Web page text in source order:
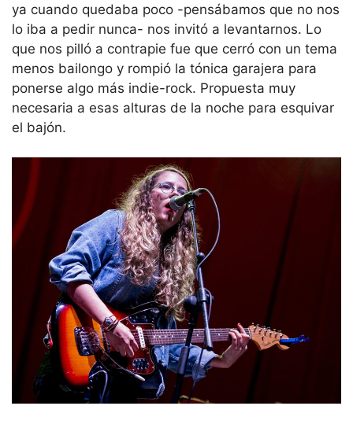
ya cuando quedaba poco -pensábamos que no nos
lo iba a pedir nunca- nos invitó a levantarnos. Lo
que nos pilló a contrapie fue que cerró con un tema
menos bailongo y rompió la tónica garajera para
ponerse algo más indie-rock. Propuesta muy
necesaria a esas alturas de la noche para esquivar
el bajón.